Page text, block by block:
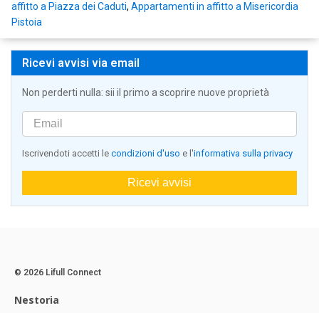
affitto a Piazza dei Caduti, Appartamenti in affitto a Misericordia
Pistoia
Ricevi avvisi via email
Non perderti nulla: sii il primo a scoprire nuove proprietà
Iscrivendoti accetti le condizioni d'uso e l'informativa sulla privacy
Ricevi avvisi
© 2026 Lifull Connect
Nestoria